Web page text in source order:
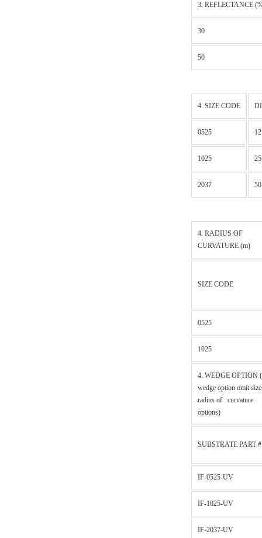
3. REFLECTANCE
30
50
4. SIZE CODE
0525
1025
2037
4. RADIUS OF
CURVATURE (m)
SIZE CODE
0525
1025
4. WEDGE OPTION
wedge option omit
radius of curvature
options)
SUBSTRATE PART #
IF-0525-UV
IF-1025-UV
IF-2037-UV